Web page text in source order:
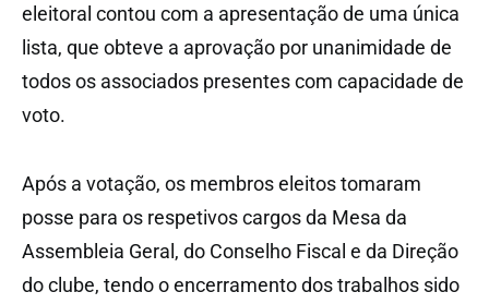
eleitoral contou com a apresentação de uma única
lista, que obteve a aprovação por unanimidade de
todos os associados presentes com capacidade de
voto.
Após a votação, os membros eleitos tomaram
posse para os respetivos cargos da Mesa da
Assembleia Geral, do Conselho Fiscal e da Direção
do clube, tendo o encerramento dos trabalhos sido